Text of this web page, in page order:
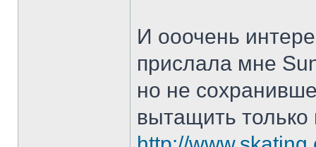
И ооочень
прислала мне
но не
вытащить